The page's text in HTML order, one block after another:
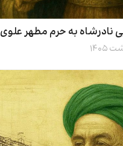
نادرشاه به حرم مطهر علوی